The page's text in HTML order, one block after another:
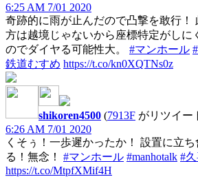
6:25 AM 7/01 2020
奇跡的に雨が止んだので凸撃を敢行！
方は越境じゃないから座標特定がしに
のでダイヤる可能性大。 #マンホール
鉄道むすめ https://t.co/kn0XQTNs0z
shikoren4500 (7913F がリツイー
6:26 AM 7/01 2020
くそぅ！一歩遲かったか！ 設置に立
る！無念！ #マンホール #manhotalk #
https://t.co/MtpfXMif4H